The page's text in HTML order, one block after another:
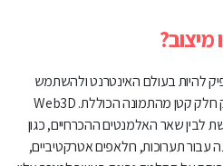
מיצוב?
להיות בעולם האינטרנט ולהשתמש
בתוכנה מפסגת הטכנולוגיה. זהו רק חלק קטן מהתמונה הכוללת. Web3D
לבין שאר האלמנטים ההכרחיים, כגון
עבור תערוכות, רולאפים אטרקטיביים,